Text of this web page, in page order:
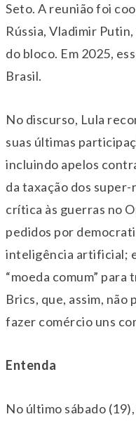
Seto. A reunião foi
Rússia, Vladimir
do bloco. Em 2025,
Brasil.
No discurso, Lula
suas últimas
incluindo apelos
da taxação dos
crítica às guerras no
pedidos por
inteligência artificial;
“moeda comum”
Brics, que, assim, não
fazer comércio uns
Entenda
No último sábado